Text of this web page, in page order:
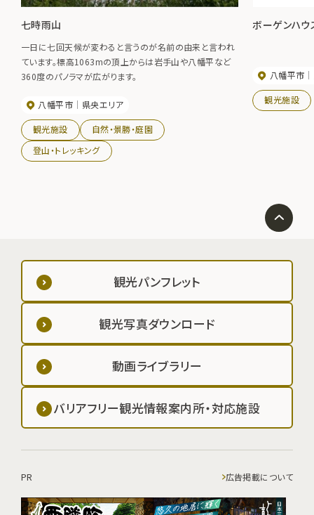
七時雨山
一日に七回天候が変わると言うのが名前の由来と言われ
ています。標高1063mの頂上からは岩手山や八幡平など
360度のパノラマが広がります。
八幡平市 県央エリア
観光施設
自然・景勝・庭園
登山・トレッキング
ボーゲンハ
八幡平市
観光施設
観光パンフレット
観光写真ダウンロード
動画ライブラリー
バリアフリー観光情報案内所・対応施設
PR 広告掲載について